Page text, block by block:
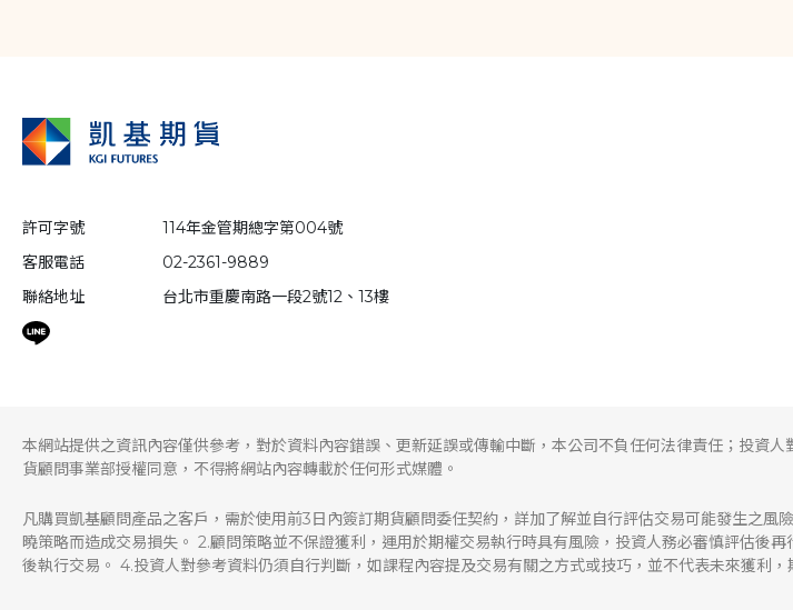
許可字號
114年金管期總字第004號
客服電話
02-2361-9889
聯絡地址
台北市重慶南路一段2號12、13樓
本網站提供之資訊內容僅供參考，對於資料內容錯誤、更新延誤或傳輸中斷，本公司不負任何法律責任；投資
貨顧問事業部授權同意，不得將網站內容轉載於任何形式媒體。
凡購買凱基顧問產品之客戶，需於使用前3日內簽訂期貨顧問委任契約，詳加了解並自行評估交易可能發生之
曉策略而造成交易損失。 2.顧問策略並不保證獲利，運用於期權交易執行時具有風險，投資人務必審慎評估後
後執行交易。 4.投資人對參考資料仍須自行判斷，如課程內容提及交易有關之方式或技巧，並不代表未來獲利